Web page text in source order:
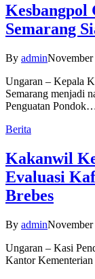
Kesbangpol
Semarang
By admin
Ungaran – Kepala
Semarang menjadi
Penguatan
Berita
Kakanwil
Evaluasi
Brebes
By admin
Ungaran – Kasi
Kantor